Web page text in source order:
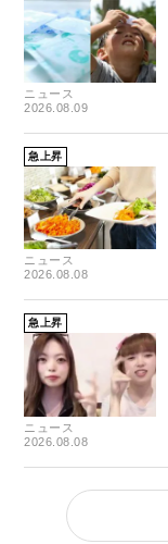
ニュース
2026.08.09
急上昇
ニュース
2026.08.08
急上昇
ニュース
2026.08.08